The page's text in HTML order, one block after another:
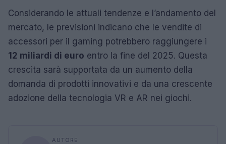
Considerando le attuali tendenze e l’andamento del
mercato, le previsioni indicano che le vendite di
accessori per il gaming potrebbero raggiungere i
12 miliardi di euro entro la fine del 2025. Questa
crescita sarà supportata da un aumento della
domanda di prodotti innovativi e da una crescente
adozione della tecnologia VR e AR nei giochi.
AUTORE